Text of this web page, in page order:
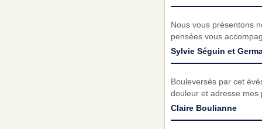
Nous vous présentons
pensées vous
Sylvie Séguin et
Bouleversés par cet
douleur et adresse mes
Claire Boulianne